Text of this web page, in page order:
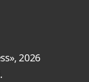
2026